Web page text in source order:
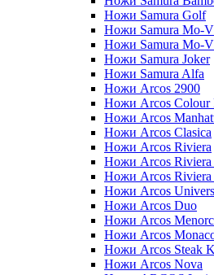
Ножи Samura Golf
Ножи Samura Mo-V
Ножи Samura Mo-V
Ножи Samura Joker
Ножи Samura Alfa
Ножи Arcos 2900
Ножи Arcos Colour
Ножи Arcos
Ножи Arcos Clasica
Ножи Arcos Riviera
Ножи Arcos Riviera
Ножи Arcos Riviera
Ножи Arcos
Ножи Arcos Duo
Ножи Arcos
Ножи Arcos
Ножи Arcos Steak
Ножи Arcos Nova